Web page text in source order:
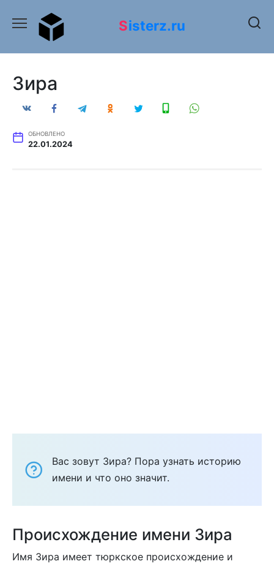
содержанию
Sisterz.ru
Зира
ОБНОВЛЕНО
22.01.2024
Вас зовут Зира? Пора узнать историю
имени и что оно значит.
Происхождение имени Зира
Имя Зира имеет тюркское происхождение и